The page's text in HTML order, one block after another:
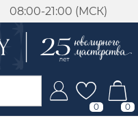
08:00-21:00 (МСК)
0 0